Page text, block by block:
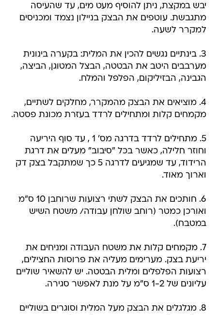
יבש במקצת, ניתן להוסיף מעט מים, עד שהעיסה
מתגבשת. עוטפים את הבצק בניילון נצמד ומכניסים
למקרר לשעה.
3. בינתיים נגשים להכין את המלית: בקערה בינונית
מערבבים היטב את הבטטה, הבצל המטוגן, הביצה,
הגבינה, הבזיליקום, הפלפל והמלח.
4. מוציאים את הבצק מהמקרר, מחלקים לשתיים,
מקמחים קלות ומתחילים לרדד בעזרת מכונת פסטה.
5. מתחילים לרדד בדרגה מס' 1 , עד סוף היריעה
וחוזר חלילה, כאשר בכל "סיבוב" מעלים את דרגת
הרידוד, עד שמגיעים לדרגה 5 כך שמתקבל בצק דק
וארוך מאוד.
6. חותכים את הבצק לשתי רצועות שרוחבן 10 ס"מ
ואורכן כמטר (רוחב שולחן עבודה/ משטח השיש
במטבח).
7. מקמחים קלות את משטח העבודה ומניחים את
יריעת בצק. מערימים מעליה את פרוסות החצילים,
רצועות הפלפלים ומלית הבטטה. יש להשאיר שוליים
עליונים של 1-2 ס"מ על מנת לאפשר סגירה.
8. מגלגלים את הבצק מעל המלית וסוגרים בשוליים